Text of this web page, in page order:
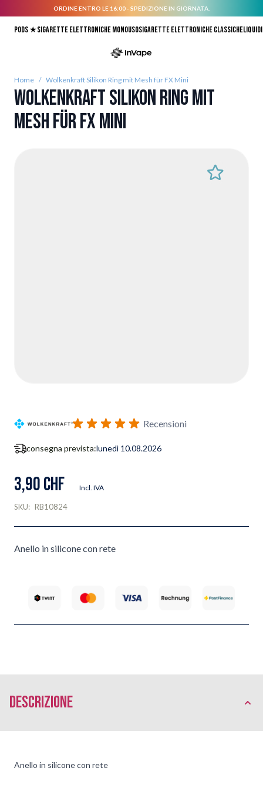
ORDINE ENTRO LE 16:00 - SPEDIZIONE IN GIORNATA.
Pods ★Sigarette elettroniche monousoSigarette elettroniche classiche
Home / Wolkenkraft Silikon Ring mit Mesh für FX Mini
Wolkenkraft Silikon Ring mit
Mesh für FX Mini
Recensioni
consegna prevista:lunedì 10.08.2026
3,90 CHF Incl. IVA
SKU: RB10824
Anello in silicone con rete
Descrizione
Anello in silicone con rete